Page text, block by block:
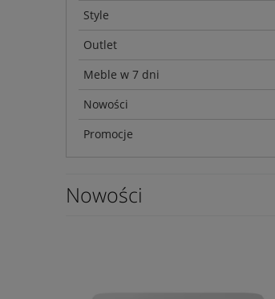
Style
Outlet
Meble w 7 dni
Nowości
Promocje
Nowości